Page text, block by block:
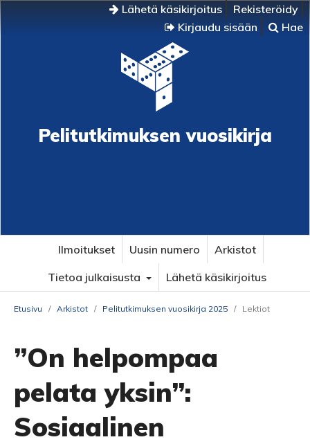
Lähetä käsikirjoitus
Rekisteröidy
Kirjaudu sisään
Hae
Pelitutkimuksen vuosikirja
Ilmoitukset Uusin numero
Arkistot
Tietoa julkaisusta
Lähetä käsikirjoitus
Etusivu / Arkistot / Pelitutkimuksen vuosikirja 2025 / Lektiot
”On helpompaa
pelata yksin”:
Sosiaalinen